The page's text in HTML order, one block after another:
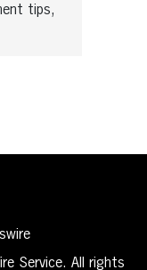
tips,
Service. All rights